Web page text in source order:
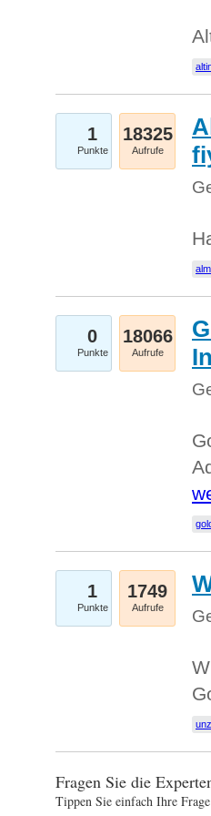
1
Punkte
18325
Aufrufe
0
Punkte
18066
Aufrufe
1
Punkte
1749
Aufrufe
Fragen Sie die
Tippen Sie einfach Ihre